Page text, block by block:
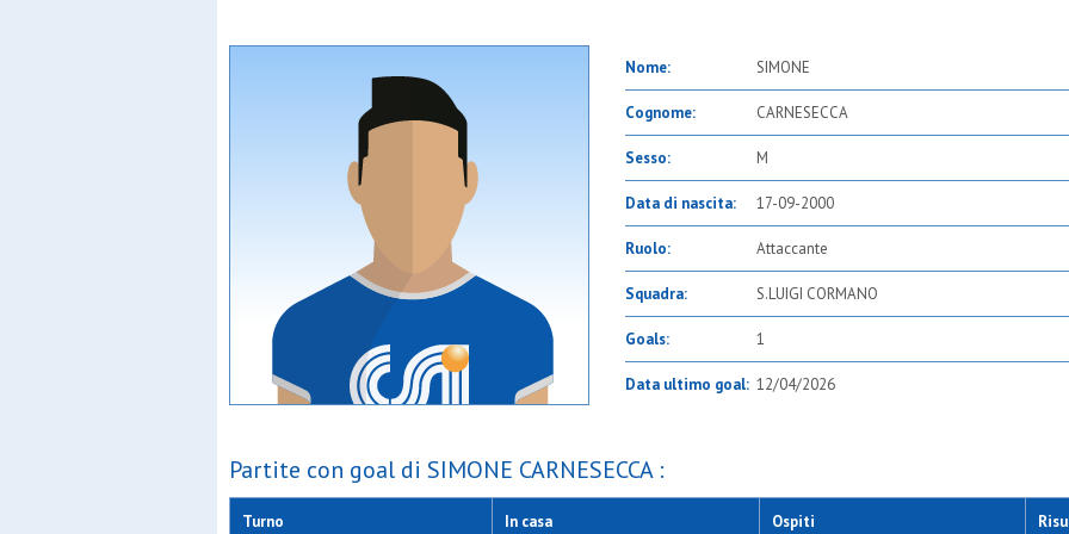
Nome: SIMONE
Cognome: CARNESECCA
Sesso: M
Data di nascita: 17-09-2000
Ruolo: Attaccante
Squadra: S.LUIGI CORMANO
Goals: 1
Data ultimo goal: 12/04/2026
Partite con goal di SIMONE CARNESECCA :
Turno In casa Ospiti